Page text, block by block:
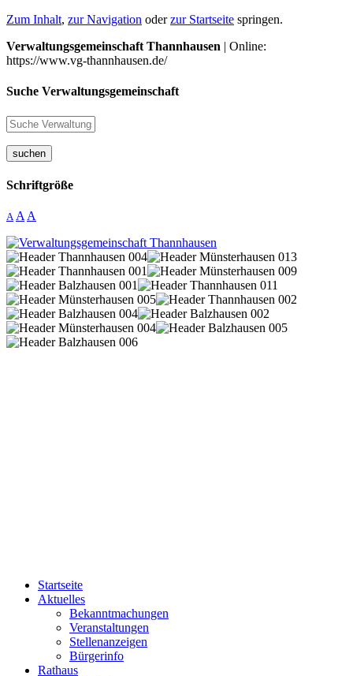
Zum Inhalt, zur Navigation oderzur Startseite springen.
Verwaltungsgemeinschaft Thannhausen | Online:
https://www.vg-thannhausen.de/
Suche Verwaltungsgemeinschaft
suchen
Schriftgröße
A A A
Startseite
Aktuelles
Bekanntmachungen
Veranstaltungen
Stellenanzeigen
Bürgerinfo
Rathaus